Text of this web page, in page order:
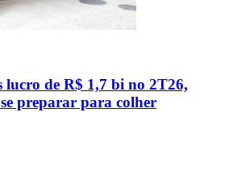
de R$ 1,7 bi no 2T26,
preparar para colher